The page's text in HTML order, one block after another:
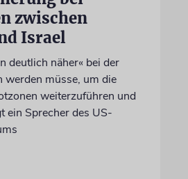
zwischen
Israel
deutlich näher« bei der
werden müsse, um die
weiterzuführen und
ein Sprecher des US-